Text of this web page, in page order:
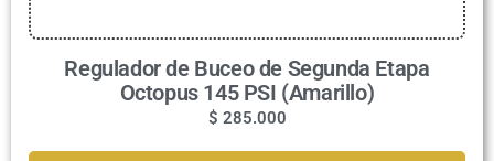
Regulador de Buceo de Segunda Etapa
Octopus 145 PSI (Amarillo)
$ 285.000